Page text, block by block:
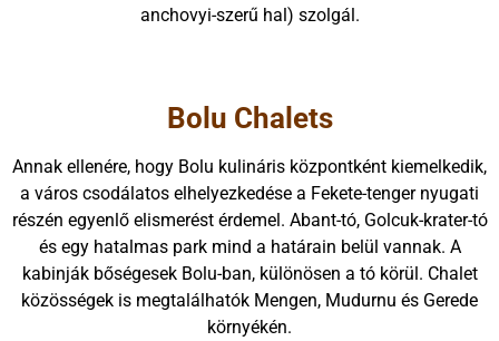
anchovyi-szerű hal) szolgál.
Bolu Chalets
Annak ellenére, hogy Bolu kulináris központként kiemelkedik,
a város csodálatos elhelyezkedése a Fekete-tenger nyugati
részén egyenlő elismerést érdemel. Abant-tó, Golcuk-krater-tó
és egy hatalmas park mind a határain belül vannak. A
kabinják bőségesek Bolu-ban, különösen a tó körül. Chalet
közösségek is megtalálhatók Mengen, Mudurnu és Gerede
környékén.